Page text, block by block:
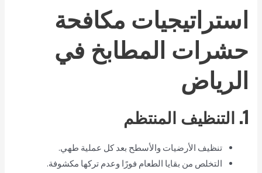
استراتيجيات مكافحة
حشرات المطابخ في
الرياض
1. التنظيف المنتظم
تنظيف الأرضيات والأسطح بعد كل عملية طهي.
التخلص من بقايا الطعام فورًا وعدم تركها مكشوفة.